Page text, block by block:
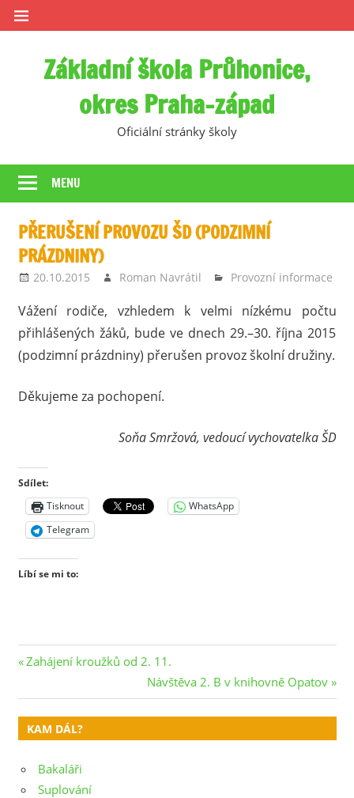
Skip
to
Základní škola Průhonice,
okres Praha-západ
Oficiální stránky školy
MENU
PŘERUŠENÍ PROVOZU ŠD (PODZIMNÍ
PRÁZDNINY)
20.10.2015 Roman Navrátil Provozní informace
Vážení rodiče, vzhledem k velmi nízkému počtu
přihlášených žáků, bude ve dnech 29.–30. října 2015
(podzimní prázdniny) přerušen provoz školní družiny.
Děkujeme za pochopení.
Soňa Smržová, vedoucí vychovatelka ŠD
Sdílet:
Tisknout
WhatsApp
Telegram
Líbí se mi to:
Navigace
pro
příspěvek
Previous
Zahájení kroužků od 2. 11.
Next
Post:
Návštěva 2. B v knihovně Opatov
KAM DÁL?
Bakaláři
Suplování